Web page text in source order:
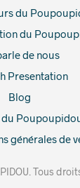
du
du
de nous
Presentation
Blog
du
générales de
Tous